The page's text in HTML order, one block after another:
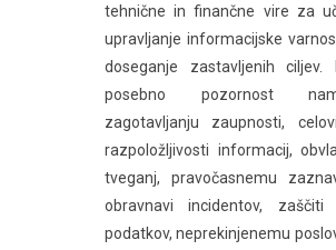
tehnične in finančne vire za
upravljanje informacijske
doseganje zastavljenih ciljev.
posebno pozornost
zagotavljanju zaupnosti,
razpoložljivosti informacij,
tveganj, pravočasnemu
obravnavi incidentov, zaščiti
podatkov, neprekinjenemu